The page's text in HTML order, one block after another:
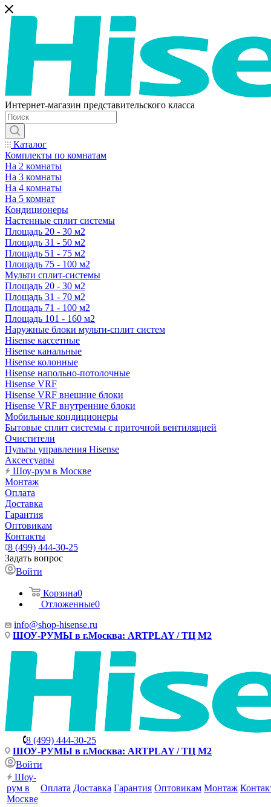
Интернет-магазин представительского класса
Каталог
Комплекты по комнатам
На 2 комнаты
На 3 комнаты
На 4 комнаты
На 5 комнат
Кондиционеры
Настенные сплит системы
Площадь 20 - 30 м2
Площадь 31 - 50 м2
Площадь 51 - 75 м2
Площадь 75 - 100 м2
Мульти сплит-системы
Площадь 20 - 30 м2
Площадь 31 - 70 м2
Площадь 71 - 100 м2
Площадь 101 - 160 м2
Наружные блоки мульти-сплит систем
Hisense кассетные
Hisense канальные
Hisense колонные
Hisense напольно-потолочные
Hisense VRF
Hisense VRF внешние блоки
Hisense VRF внутренние блоки
Мобильные кондиционеры
Бытовые сплит системы с приточной вентиляцией
Очистители
Пульты управления Hisense
Аксессуары
Шоу-рум в Москве
Монтаж
Оплата
Доставка
Гарантия
Оптовикам
Контакты
8 (499) 444-30-25
Задать вопрос
Войти
Корзина0
Отложенные0
info@shop-hisense.ru
ШОУ-РУМЫ в г.Москва: ARTPLAY / ТЦ М2
8 (499) 444-30-25
ШОУ-РУМЫ в г.Москва: ARTPLAY / ТЦ М2
Войти
Шоу-
рум в
Москве
Оплата Доставка Гарантия Оптовикам Монтаж